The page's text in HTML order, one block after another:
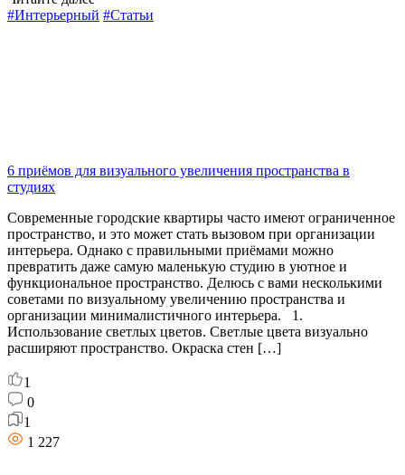
#Интерьерный #Статьи
6 приёмов для визуального увеличения пространства в
студиях
Современные городские квартиры часто имеют ограниченное
пространство, и это может стать вызовом при организации
интерьера. Однако с правильными приёмами можно
превратить даже самую маленькую студию в уютное и
функциональное пространство. Делюсь с вами несколькими
советами по визуальному увеличению пространства и
организации минималистичного интерьера. 1.
Использование светлых цветов. Светлые цвета визуально
расширяют пространство. Окраска стен […]
1
0
1
1 227